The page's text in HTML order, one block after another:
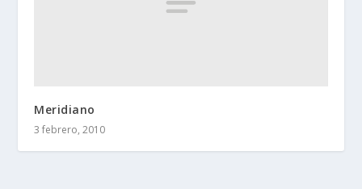
Meridiano
3 febrero, 2010